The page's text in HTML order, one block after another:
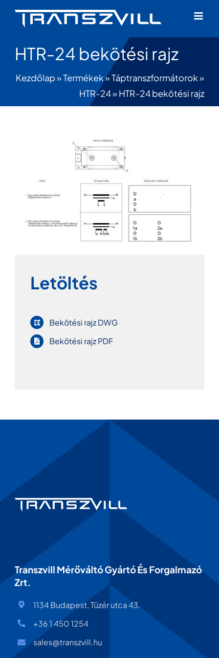
HTR-24 bekötési rajz
Kezdőlap»Termékek»Táptranszformátorok»
HTR-24» HTR-24 bekötési rajz
Letöltés
Bekötési rajz DWG
Bekötési rajz PDF
Transzvill Mérőváltó Gyártó És Forgalmazó
Zrt.
1134 Budapest, Tüzér utca 43.
+36 1 450 1254
sales@transzvill.hu